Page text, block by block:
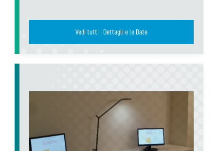
Vedi tutti i Dettagli e le Date